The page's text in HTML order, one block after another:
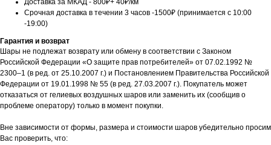
Доставка за МКАД - 800₽+ 40₽/км
Срочная доставка в течении 3 часов -1500₽ (принимается с 10:00
-19:00)
Гарантия и возврат
Шары не подлежат возврату или обмену в соответствии с Законом
Российской Федерации «О защите прав потребителей» от 07.02.1992 №
2300–1 (в ред. от 25.10.2007 г.) и Постановлением Правительства Российской
Федерации от 19.01.1998 № 55 (в ред. 27.03.2007 г.). Покупатель может
отказаться от гелиевых воздушных шаров или заменить их (сообщив о
проблеме оператору) только в момент покупки.
Вне зависимости от формы, размера и стоимости шаров убедительно просим
Вас проверить, что: